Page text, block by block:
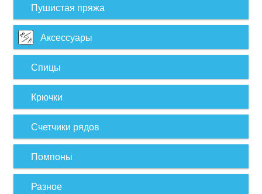
Пушистая пряжа
Аксессуары
Спицы
Крючки
Счетчики рядов
Помпоны
Разное